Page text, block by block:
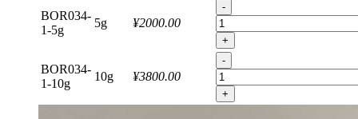
BOR034-
1-5g
5g ¥2000.00
-
+
BOR034-
1-10g
10g ¥3800.00
-
+